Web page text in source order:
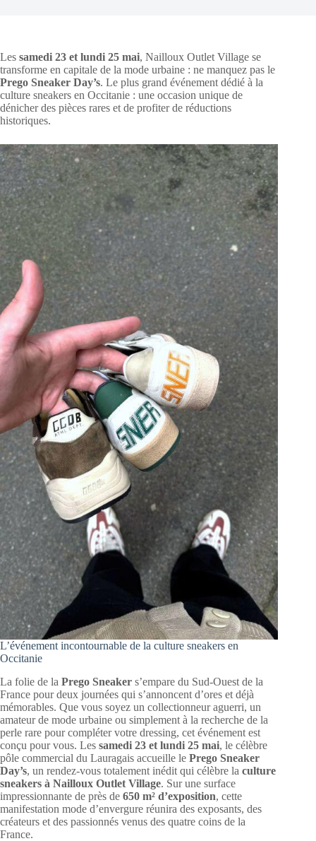
Les samedi 23 et lundi 25 mai, Nailloux Outlet Village se
transforme en capitale de la mode urbaine : ne manquez pas le
Prego Sneaker Day’s. Le plus grand événement dédié à la
culture sneakers en Occitanie : une occasion unique de
dénicher des pièces rares et de profiter de réductions
historiques.
L’événement incontournable de la culture sneakers en
Occitanie
La folie de la Prego Sneaker s’empare du Sud-Ouest de la
France pour deux journées qui s’annoncent d’ores et déjà
mémorables. Que vous soyez un collectionneur aguerri, un
amateur de mode urbaine ou simplement à la recherche de la
perle rare pour compléter votre dressing, cet événement est
conçu pour vous. Les samedi 23 et lundi 25 mai, le célèbre
pôle commercial du Lauragais accueille le Prego Sneaker
Day’s, un rendez-vous totalement inédit qui célèbre la culture
sneakers à Nailloux Outlet Village. Sur une surface
impressionnante de près de 650 m² d’exposition, cette
manifestation mode d’envergure réunira des exposants, des
créateurs et des passionnés venus des quatre coins de la
France.